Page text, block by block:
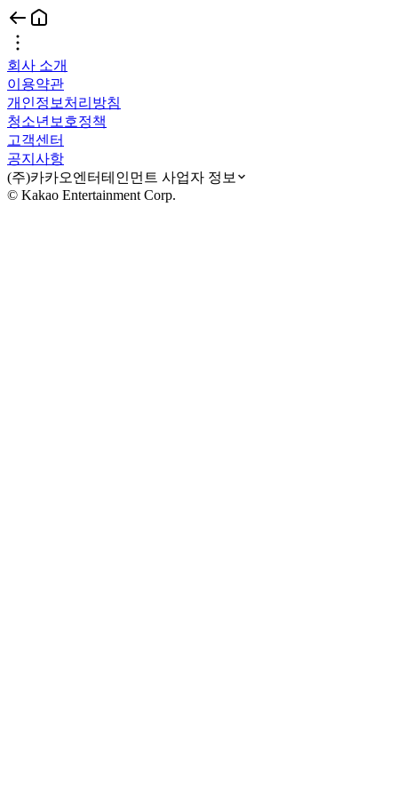
회사 소개
이용약관
개인정보처리방침
청소년보호정책
고객센터
공지사항
(주)카카오엔터테인먼트 사업자 정보
© Kakao Entertainment Corp.